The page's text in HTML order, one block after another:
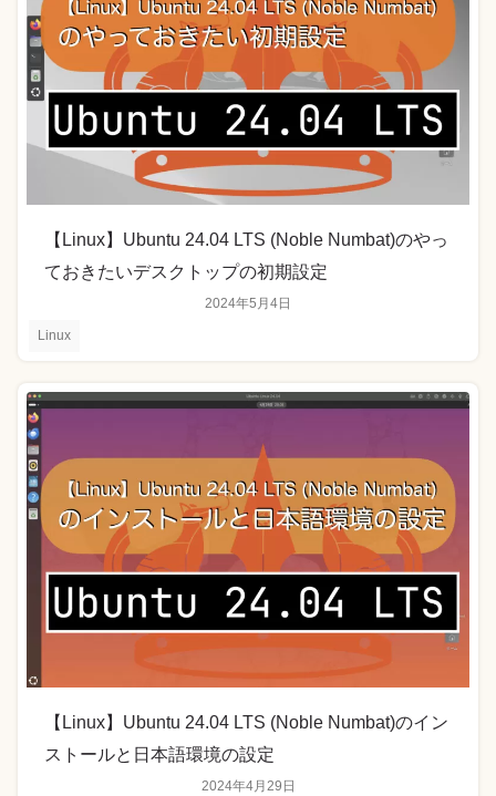
Linux
2024年5月4日
【Linux】Ubuntu 24.04 LTS (Noble Numbat)のやっ
ておきたいデスクトップの初期設定
2024年4月29日
【Linux】Ubuntu 24.04 LTS (Noble Numbat)のイン
ストールと日本語環境の設定